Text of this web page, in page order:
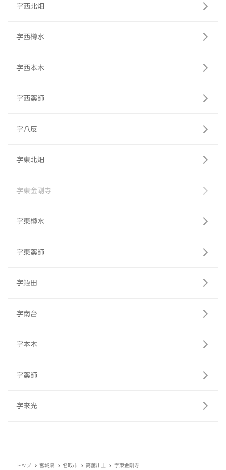
字西北畑
字西樽水
字西本木
字西薬師
字八反
字東北畑
字東金剛寺
字東樽水
字東薬師
字蛭田
字南台
字本木
字薬師
字来光
トップ 宮城県 名取市 高舘川上 字東金剛寺